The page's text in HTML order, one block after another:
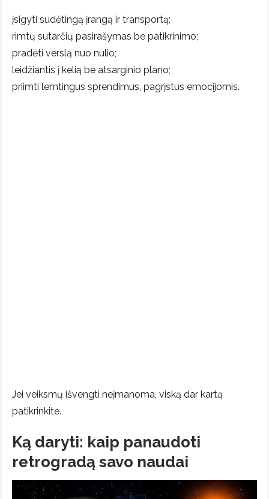
įsigyti sudėtingą įrangą ir transportą;
rimtų sutarčių pasirašymas be patikrinimo;
pradėti verslą nuo nulio;
leidžiantis į kelią be atsarginio plano;
priimti lemtingus sprendimus, pagrįstus emocijomis.
Jei veiksmų išvengti neįmanoma, viską dar kartą
patikrinkite.
Ką daryti: kaip panaudoti
retrogradą savo naudai